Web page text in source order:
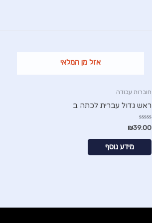
אזל מן המלאי
חוברות עבודה
ראש גדול עברית לכתה ב
דורג
0
מתוך
₪39.00
מידע נוסף